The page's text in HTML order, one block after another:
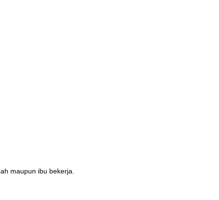
maupun ibu bekerja.